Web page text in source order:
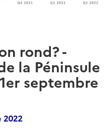
rond? -
la Péninsule
septembre
2022